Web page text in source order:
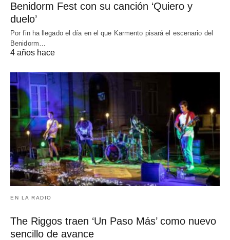
Benidorm Fest con su canción ‘Quiero y
duelo’
Por fin ha llegado el día en el que Karmento pisará el escenario del
Benidorm…
4 años hace
EN LA RADIO
The Riggos traen ‘Un Paso Más’ como nuevo
sencillo de avance